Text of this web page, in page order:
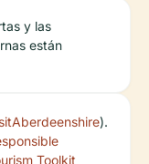
y las
están
Toolkit
).